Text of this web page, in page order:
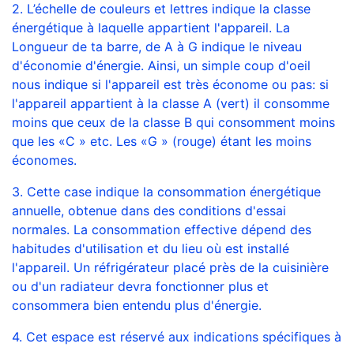
2. L’échelle de couleurs et lettres indique la classe
énergétique à laquelle appartient l'appareil. La
Longueur de ta barre, de A à G indique le niveau
d'économie d'énergie. Ainsi, un simple coup d'oeil
nous indique si l'appareil est très économe ou pas: si
l'appareil appartient à la classe A (vert) il consomme
moins que ceux de la classe B qui consomment moins
que les «C » etc. Les «G » (rouge) étant les moins
économes.
3. Cette case indique la consommation énergétique
annuelle, obtenue dans des conditions d'essai
normales. La consommation effective dépend des
habitudes d'utilisation et du lieu où est installé
l'appareil. Un réfrigérateur placé près de la cuisinière
ou d'un radiateur devra fonctionner plus et
consommera bien entendu plus d'énergie.
4. Cet espace est réservé aux indications spécifiques à